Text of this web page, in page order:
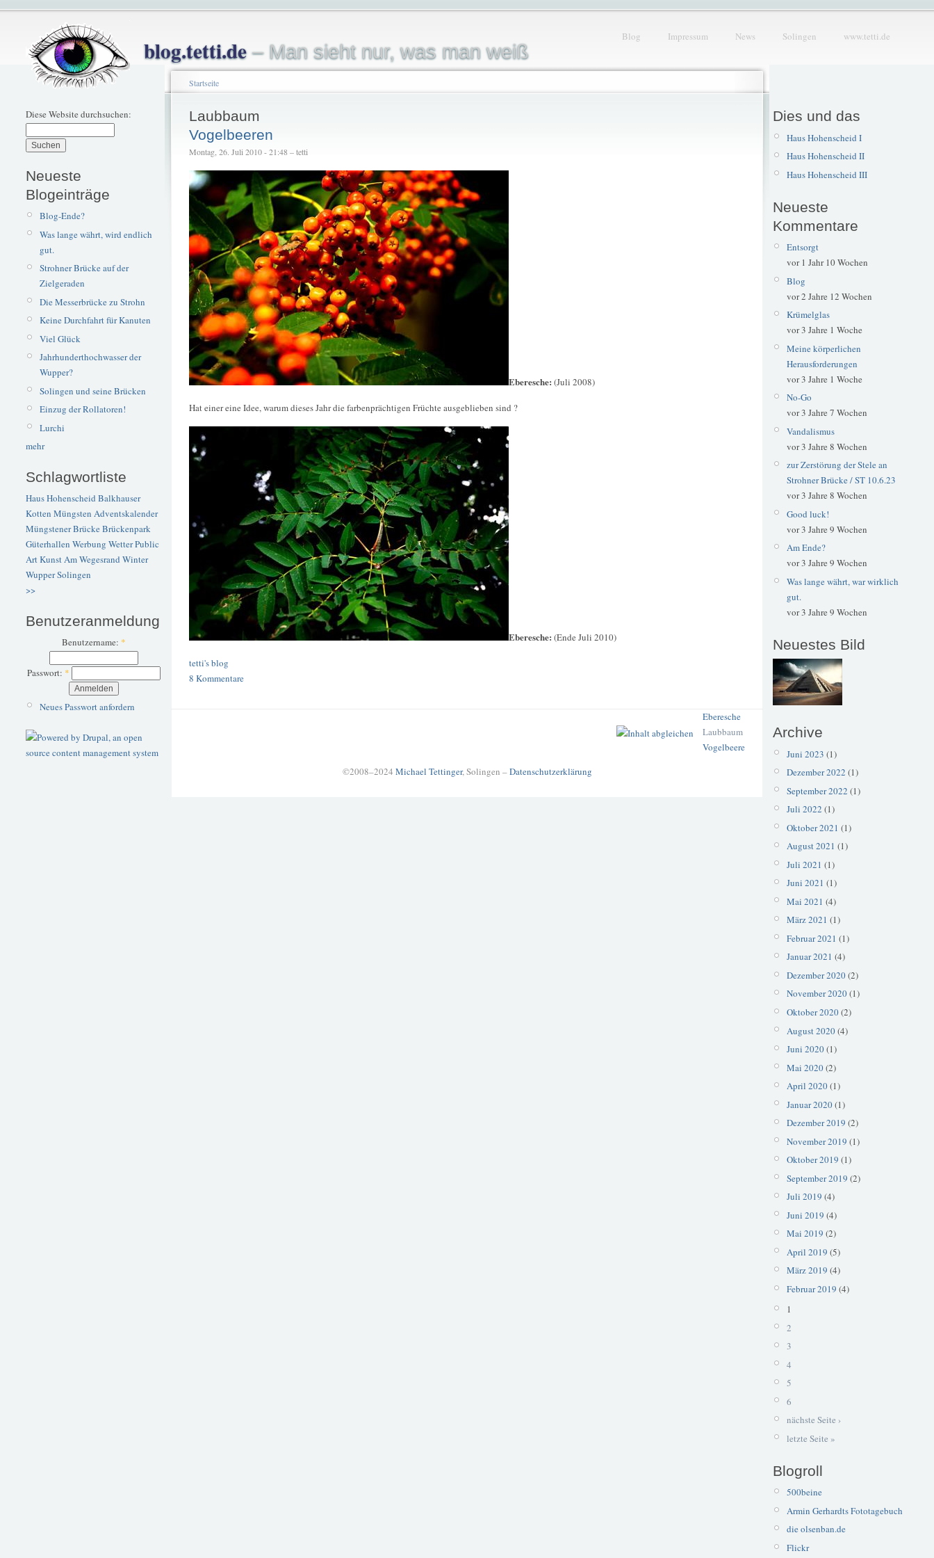
blog.tetti.de– Man sieht nur, was man weiß
Blog Impressum News Solingen www.tetti.de
Diese Website durchsuchen:
Neueste
Blogeinträge
Blog-Ende?
Was lange währt, wird endlich
gut.
Strohner Brücke auf der
Zielgeraden
Die Messerbrücke zu Strohn
Keine Durchfahrt für Kanuten
Viel Glück
Jahrhunderthochwasser der
Wupper?
Solingen und seine Brücken
Einzug der Rollatoren!
Lurchi
mehr
Schlagwortliste
Haus Hohenscheid Balkhauser
Kotten Müngsten Adventskalender
Müngstener BrückeBrückenpark
Güterhallen Werbung WetterPublic
ArtKunstAm Wegesrand Winter
WupperSolingen
>>
Benutzeranmeldung
Benutzername: *
Passwort: *
Neues Passwort anfordern
Startseite
Laubbaum
Vogelbeeren
Montag, 26. Juli 2010 - 21:48 – tetti
Eberesche: (Juli 2008)
Hat einer eine Idee, warum dieses Jahr die farbenprächtigen Früchte ausgeblieben sind ?
Eberesche: (Ende Juli 2010)
tetti's blog
8 Kommentare
Eberesche
Laubbaum
Vogelbeere
©2008–2024 Michael Tettinger, Solingen –Datenschutzerklärung
Dies und das
Haus Hohenscheid I
Haus Hohenscheid II
Haus Hohenscheid III
Neueste
Kommentare
Entsorgt
vor 1 Jahr 10 Wochen
Blog
vor 2 Jahre 12 Wochen
Krümelglas
vor 3 Jahre 1 Woche
Meine körperlichen
Herausforderungen
vor 3 Jahre 1 Woche
No-Go
vor 3 Jahre 7 Wochen
Vandalismus
vor 3 Jahre 8 Wochen
zur Zerstörung der Stele an
Strohner Brücke / ST 10.6.23
vor 3 Jahre 8 Wochen
Good luck!
vor 3 Jahre 9 Wochen
Am Ende?
vor 3 Jahre 9 Wochen
Was lange währt, war wirklich
gut.
vor 3 Jahre 9 Wochen
Neuestes Bild
Archive
Juni 2023 (1)
Dezember 2022 (1)
September 2022 (1)
Juli 2022 (1)
Oktober 2021 (1)
August 2021 (1)
Juli 2021 (1)
Juni 2021 (1)
Mai 2021 (4)
März 2021 (1)
Februar 2021 (1)
Januar 2021 (4)
Dezember 2020(2)
November 2020(1)
Oktober 2020(2)
August 2020(4)
Juni 2020(1)
Mai 2020(2)
April 2020(1)
Januar 2020(1)
Dezember 2019 (2)
November 2019 (1)
Oktober 2019 (1)
September 2019 (2)
Juli 2019 (4)
Juni 2019 (4)
Mai 2019 (2)
April 2019 (5)
März 2019 (4)
Februar 2019 (4)
1
2
3
4
5
6
nächste Seite ›
letzte Seite »
Blogroll
500beine
Armin Gerhardts Fototagebuch
die olsenban.de
Flickr